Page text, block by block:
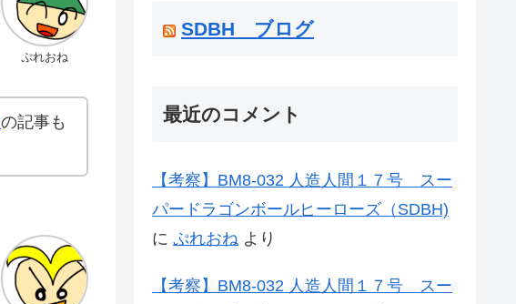
ぷれおね
の記事も
SDBH ブログ
最近のコメント
【考察】BM8-032 人造人間１７号 スー
パードラゴンボールヒーローズ（SDBH)
に ぷれおね より
【考察】BM8-032 人造人間１７号 スー